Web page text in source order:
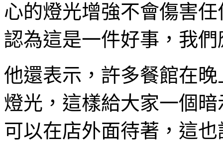
心的燈光增強不會傷害
認為這是一件好事，我
他還表示，許多餐館在
燈光，這樣給大家一個
可以在店外面待著，這